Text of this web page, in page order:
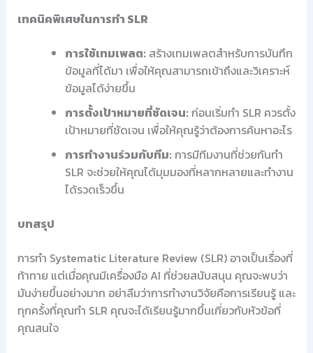
เทคนิคพิเศษในการทำ SLR
การใช้เทมเพลต: สร้างเทมเพลตสำหรับการบันทึก
ข้อมูลที่ได้มา เพื่อให้คุณสามารถเข้าถึงและวิเคราะห์
ข้อมูลได้ง่ายขึ้น
การตั้งเป้าหมายที่ชัดเจน: ก่อนเริ่มทำ SLR ควรตั้ง
เป้าหมายที่ชัดเจน เพื่อให้คุณรู้ว่าต้องการค้นหาอะไร
การทำงานร่วมกับทีม: การมีทีมงานที่ช่วยกันทำ
SLR จะช่วยให้คุณได้มุมมองที่หลากหลายและทำงาน
ได้รวดเร็วขึ้น
บทสรุป
การทำ Systematic Literature Review (SLR) อาจเป็นเรื่องที่
ท้าทาย แต่เมื่อคุณมีเครื่องมือ AI ที่ช่วยสนับสนุน คุณจะพบว่า
มันง่ายขึ้นอย่างมาก อย่าลืมว่าการทำงานวิจัยคือการเรียนรู้ และ
ทุกครั้งที่คุณทำ SLR คุณจะได้เรียนรู้มากขึ้นเกี่ยวกับหัวข้อที่
คุณสนใจ